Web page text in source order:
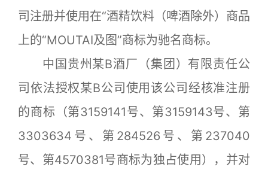
司注册并使用在“酒精饮料（啤酒除外）商品
上的“MOUTAI及图”商标为驰名商标。
中国贵州某B酒厂（集团）有限责任公
司依法授权某B公司使用该公司经核准注册
的商标（第3159141号、第3159143号、第
3303634号、第284526号、第237040
号、第4570381号商标为独占使用），并对